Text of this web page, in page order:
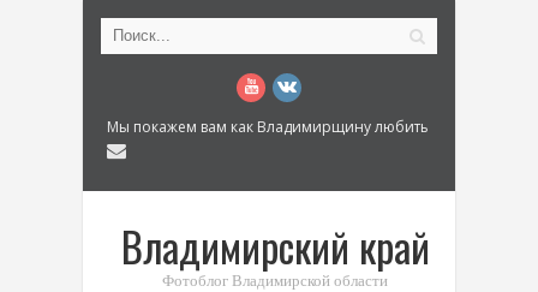
Мы покажем вам как Владимирщину любить
Владимирский край
Фотоблог Владимирской области